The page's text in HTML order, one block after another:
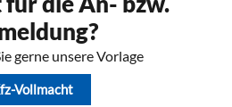
gerne unsere Vorlage
Vollmacht